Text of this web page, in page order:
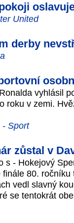
United
derby
vyhlásil
roku v zemi.
- Sport
zůstal v
s - Hokejový
80.
vedl slavný
se tentokrát